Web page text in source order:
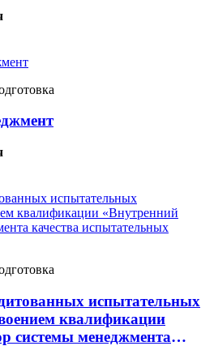
испытательных
квалификации
системы менеджмента